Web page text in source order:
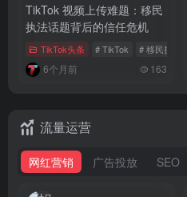
TikTok 视频上传难题：移民
执法话题背后的信任危机
TikTok头条 # TikTok # 移民执法
6个月前 163
流量运营
网红营销 广告投放 SEO